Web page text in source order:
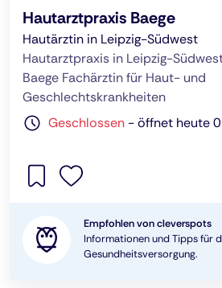
Hautarztpraxis Baege
Hautärztin in Leipzig-Südwest
Hautarztpraxis in Leipzig-
Baege Fachärztin für Haut- und
Geschlechtskrankheiten
Geschlossen -öffnet heute
Empfohlen von cleverspots
Informationen und Tipps für
Gesundheitsversorgung.